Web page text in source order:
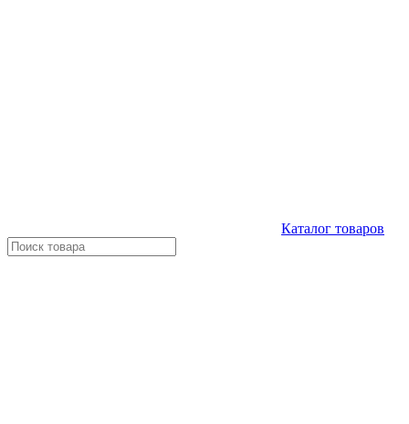
Каталог товаров